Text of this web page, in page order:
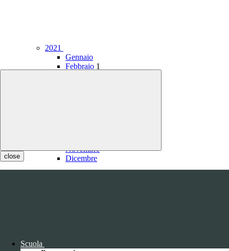
close
Scuola
2021
Gennaio
Febbraio 1
Novembre
Dicembre